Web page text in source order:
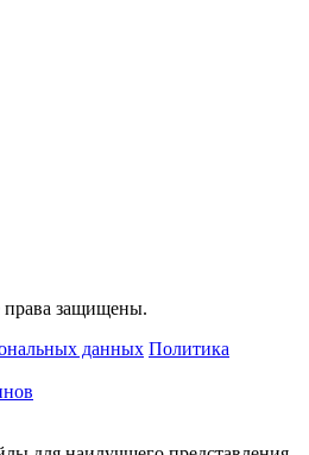
права защищены.
данных Политика